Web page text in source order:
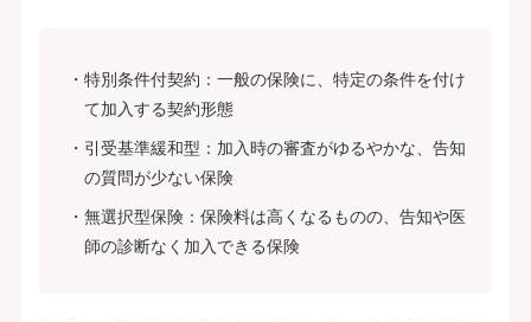
特別条件付契約：一般の保険に、特定の条件を付け
て加入する契約形態
引受基準緩和型：加入時の審査がゆるやかな、告知
の質問が少ない保険
無選択型保険：保険料は高くなるものの、告知や医
師の診断なく加入できる保険